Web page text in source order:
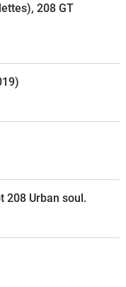
208 GT
208 Urban soul.